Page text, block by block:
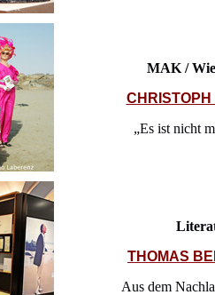
MAK /
„Es ist nicht
THOMAS
Aus dem